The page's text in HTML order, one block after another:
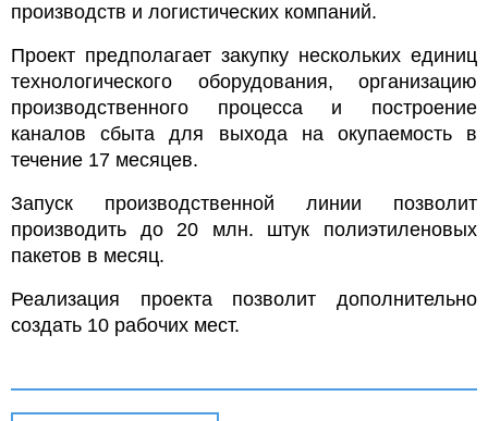
производств и логистических компаний.
Проект предполагает закупку нескольких единиц
технологического оборудования, организацию
производственного процесса и построение
каналов сбыта для выхода на окупаемость в
течение 17 месяцев.
Запуск производственной линии позволит
производить до 20 млн. штук полиэтиленовых
пакетов в месяц.
Реализация проекта позволит дополнительно
создать 10 рабочих мест.